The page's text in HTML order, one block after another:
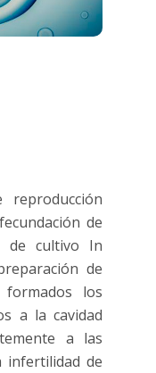
de
de cultivo In
de
los
a la cavidad
a las
infertilidad de